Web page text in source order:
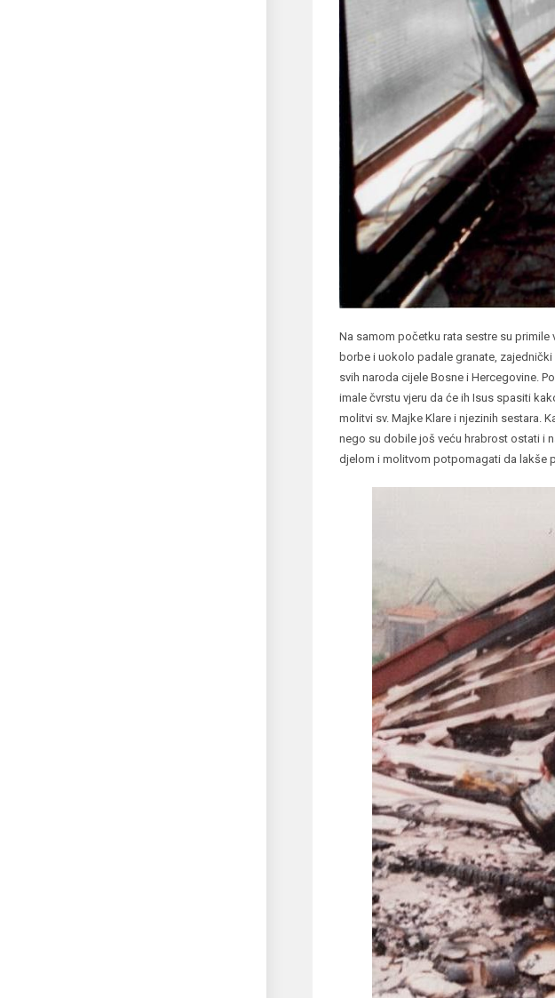
Na samom početku rata sestre su
borbe i uokolo padale granate,
svih naroda cijele Bosne i Hercegovine.
imale čvrstu vjeru da će ih Isus spasiti
molitvi sv. Majke Klare i njezinih sestara.
nego su dobile još veću hrabrost ostati i
djelom i molitvom potpomagati da lakše